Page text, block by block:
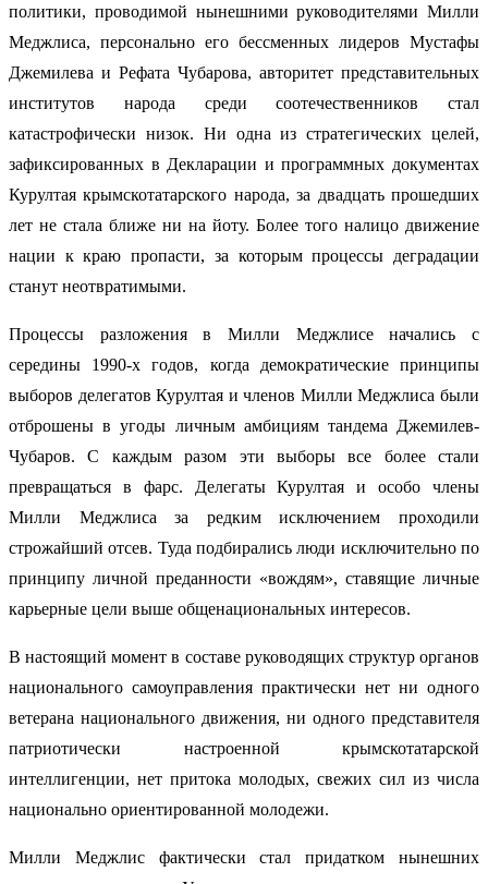
политики, проводимой нынешними руководителями Милли
Меджлиса, персонально его бессменных лидеров Мустафы
Джемилева и Рефата Чубарова, авторитет представительных
институтов народа среди соотечественников стал
катастрофически низок. Ни одна из стратегических целей,
зафиксированных в Декларации и программных документах
Курултая крымскотатарского народа, за двадцать прошедших
лет не стала ближе ни на йоту. Более того налицо движение
нации к краю пропасти, за которым процессы деградации
станут неотвратимыми.
Процессы разложения в Милли Меджлисе начались с
середины 1990-х годов, когда демократические принципы
выборов делегатов Курултая и членов Милли Меджлиса были
отброшены в угоды личным амбициям тандема Джемилев-
Чубаров. С каждым разом эти выборы все более стали
превращаться в фарс. Делегаты Курултая и особо члены
Милли Меджлиса за редким исключением проходили
строжайший отсев. Туда подбирались люди исключительно по
принципу личной преданности «вождям», ставящие личные
карьерные цели выше общенациональных интересов.
В настоящий момент в составе руководящих структур органов
национального самоуправления практически нет ни одного
ветерана национального движения, ни одного представителя
патриотически настроенной крымскотатарской
интеллигенции, нет притока молодых, свежих сил из числа
национально ориентированной молодежи.
Милли Меджлис фактически стал придатком нынешних